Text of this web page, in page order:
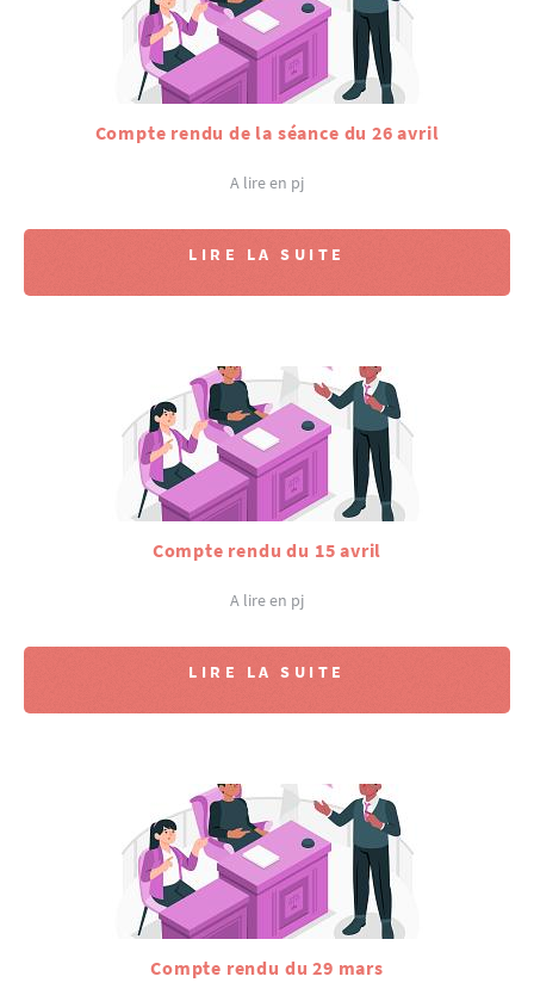
Compte rendu de la séance du 26 avril
A lire en pj
LIRE LA SUITE
Compte rendu du 15 avril
A lire en pj
LIRE LA SUITE
Compte rendu du 29 mars